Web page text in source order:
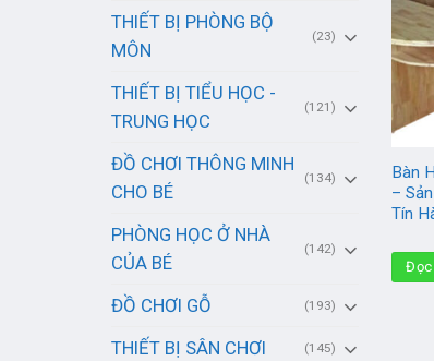
THIẾT BỊ PHÒNG BỘ
MÔN
(23)
THIẾT BỊ TIỂU HỌC -
TRUNG HỌC
(121)
ĐỒ CHƠI THÔNG MINH
CHO BÉ
(134)
PHÒNG HỌC Ở NHÀ
CỦA BÉ
(142)
ĐỒ CHƠI GỖ (193)
THIẾT BỊ SÂN CHƠI (145)
Bàn
–
Tín
Đọc